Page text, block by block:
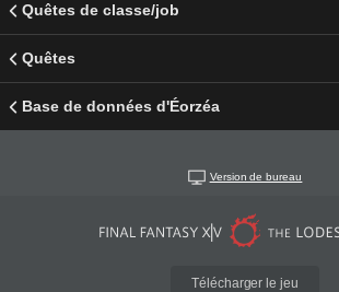
Quêtes de classe/job
Quêtes
Base de données d'Éorzéa
Version de bureau
Télécharger le jeu